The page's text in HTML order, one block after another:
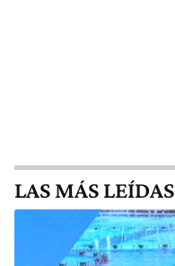
LAS MÁS LEÍDAS